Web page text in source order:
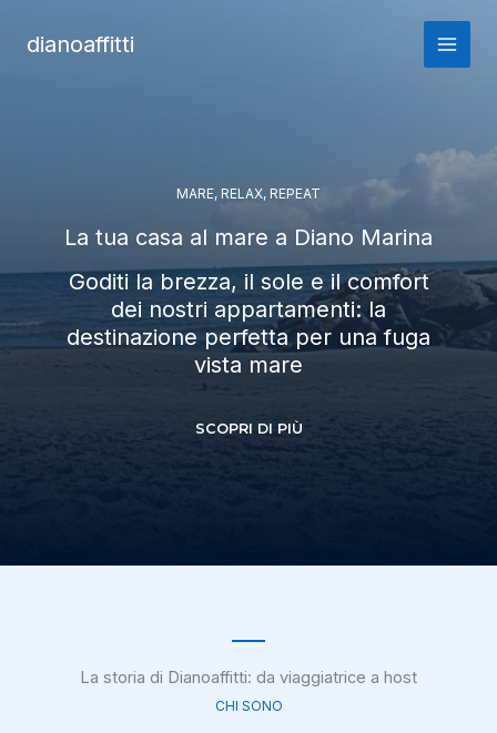
dianoaffitti
MARE, RELAX, REPEAT
La tua casa al mare a Diano Marina
Goditi la brezza, il sole e il comfort
dei nostri appartamenti: la
destinazione perfetta per una fuga
vista mare
SCOPRI DI PIÙ
La storia di Dianoaffitti: da viaggiatrice a host
CHI SONO